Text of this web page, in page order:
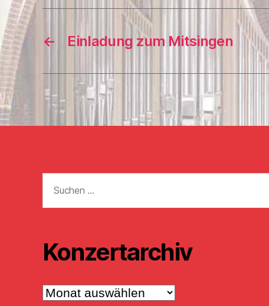
← Einladung zum Mitsingen
nach:
Konzertarchiv
Konzertarchiv